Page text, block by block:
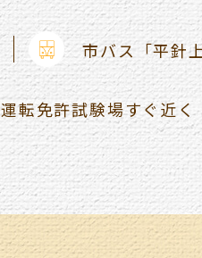
市バス「平針
転免許試験場すぐ近く